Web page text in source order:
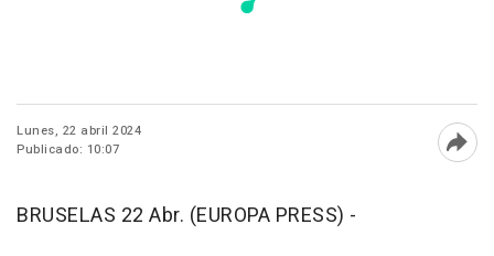
Lunes, 22 abril 2024
Publicado: 10:07
BRUSELAS 22 Abr. (EUROPA PRESS) -